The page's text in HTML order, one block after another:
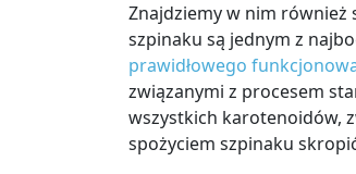
Znajdziemy w nim również
szpinaku są jednym z
prawidłowego
związanymi z procesem
wszystkich karotenoidów,
spożyciem szpinaku